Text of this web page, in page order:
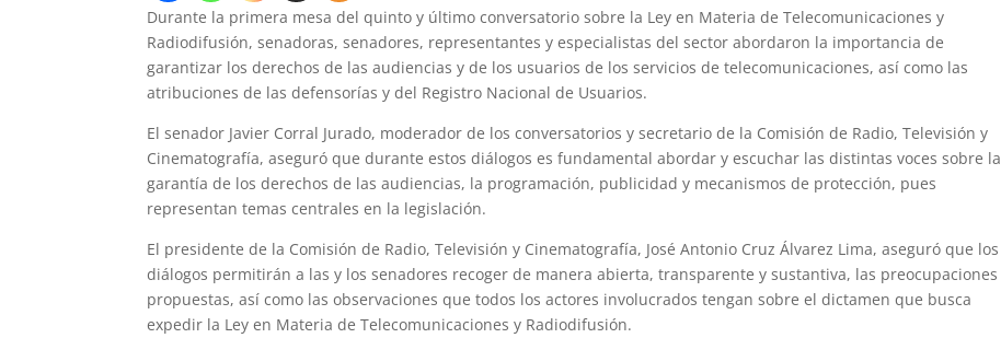
Durante la primera mesa del quinto y último conversatorio sobre la Ley en Materia de Telecomunicaciones y
Radiodifusión, senadoras, senadores, representantes y especialistas del sector abordaron la importancia de
garantizar los derechos de las audiencias y de los usuarios de los servicios de telecomunicaciones, así como las
atribuciones de las defensorías y del Registro Nacional de Usuarios.
El senador Javier Corral Jurado, moderador de los conversatorios y secretario de la Comisión de Radio, Televisión y
Cinematografía, aseguró que durante estos diálogos es fundamental abordar y escuchar las distintas voces sobre la
garantía de los derechos de las audiencias, la programación, publicidad y mecanismos de protección, pues
representan temas centrales en la legislación.
El presidente de la Comisión de Radio, Televisión y Cinematografía, José Antonio Cruz Álvarez Lima, aseguró que los
diálogos permitirán a las y los senadores recoger de manera abierta, transparente y sustantiva, las preocupaciones
propuestas, así como las observaciones que todos los actores involucrados tengan sobre el dictamen que busca
expedir la Ley en Materia de Telecomunicaciones y Radiodifusión.